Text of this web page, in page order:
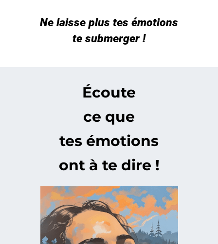
Ne laisse plus tes émotions
te submerger !
Écoute
ce que
tes émotions
ont à te dire !